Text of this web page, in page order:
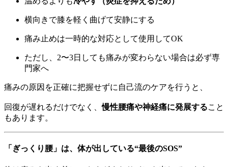
横向きで膝を軽く曲げて安静にする
痛み止めは一時的な対応として使用してOK
ただし、2〜3日しても痛みが変わらない場合は必ず専
門家へ
痛みの原因を正確に把握せずに自己流のケアを行うと、
回復が遅れるだけでなく、慢性腰痛や神経痛に発展すること
もあります。
「ぎっくり腰」は、体が出している“最後のSOS”